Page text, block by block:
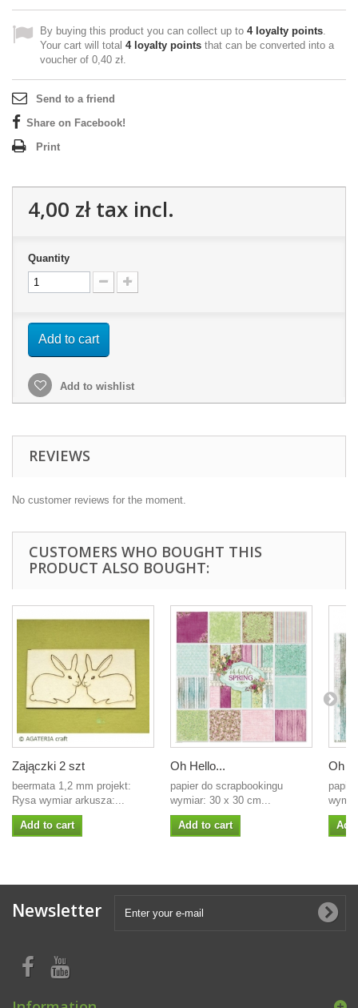
By buying this product you can collect up to 4loyalty points.
Your cart will total 4loyalty points that can be converted into a
voucher of 0,40 zł.
Send to a friend
Share on Facebook!
Print
4,00 złtax incl.
Quantity
Add to cart
Add to wishlist
REVIEWS
No customer reviews for the moment.
CUSTOMERS WHO BOUGHT THIS
PRODUCT ALSO BOUGHT:
Zajączki 2 szt
beermata 1,2 mm projekt:
Rysa wymiar arkusza:...
Add to cart
Oh Hello...
papier do scrapbookingu
wymiar: 30 x 30 cm...
Add to cart
Oh
Newsletter